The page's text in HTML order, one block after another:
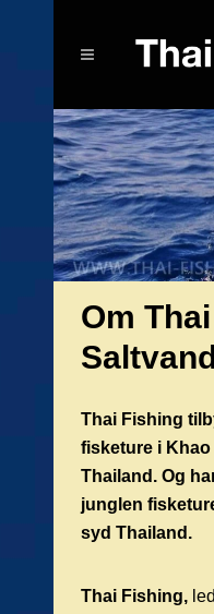
Om
Thai Fishing
fisketure i
Thailand. Og
junglen
syd Thailand.
Thai Fishing,